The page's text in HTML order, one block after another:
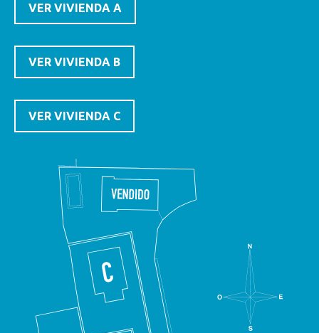
VER VIVIENDA A
VER VIVIENDA B
VER VIVIENDA C